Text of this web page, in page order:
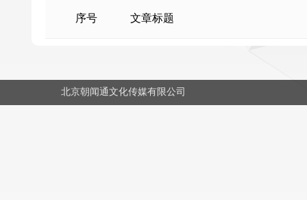
序号 文章标题
北京朝闻通文化传媒有限公司